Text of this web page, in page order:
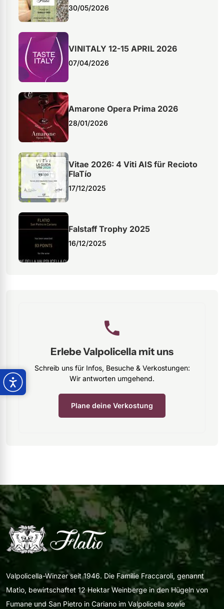
30/05/2026
VINITALY 12-15 APRIL 2026
07/04/2026
Amarone Opera Prima 2026
28/01/2026
Vitae 2026: 4 Viti AIS für Recioto
FlaTío
17/12/2025
Falstaff Trophy 2025
16/12/2025
Erlebe Valpolicella mit uns
Schreib uns für Infos, Besuche & Verkostungen:
Wir antworten umgehend.
Plane deine Verkostung
Valpolicella-Winzer seit 1946. Die Familie Fraccaroli, genannt
Matìo, bewirtschaftet 12 Hektar Weinberge in den Hügeln von
Fumane und San Pietro in Cariano im Valpolicella sowie